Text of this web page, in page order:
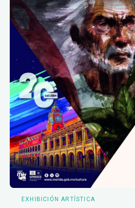
EXHIBICIÓN ARTÍSTICA